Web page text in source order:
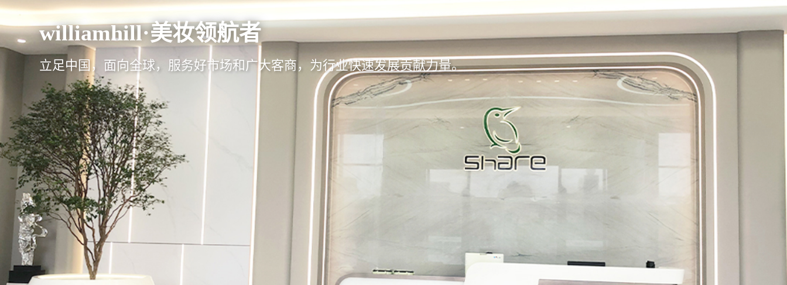
williamhill·美妆领航者
立足中国，面向全球，服务好市场和广大客商，为行业快速发展贡献力量。